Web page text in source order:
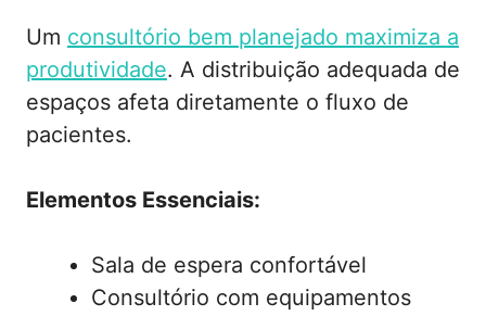
Um consultório bem planejado maximiza a
produtividade. A distribuição adequada de
espaços afeta diretamente o fluxo de
pacientes.
Elementos Essenciais:
Sala de espera confortável
Consultório com equipamentos